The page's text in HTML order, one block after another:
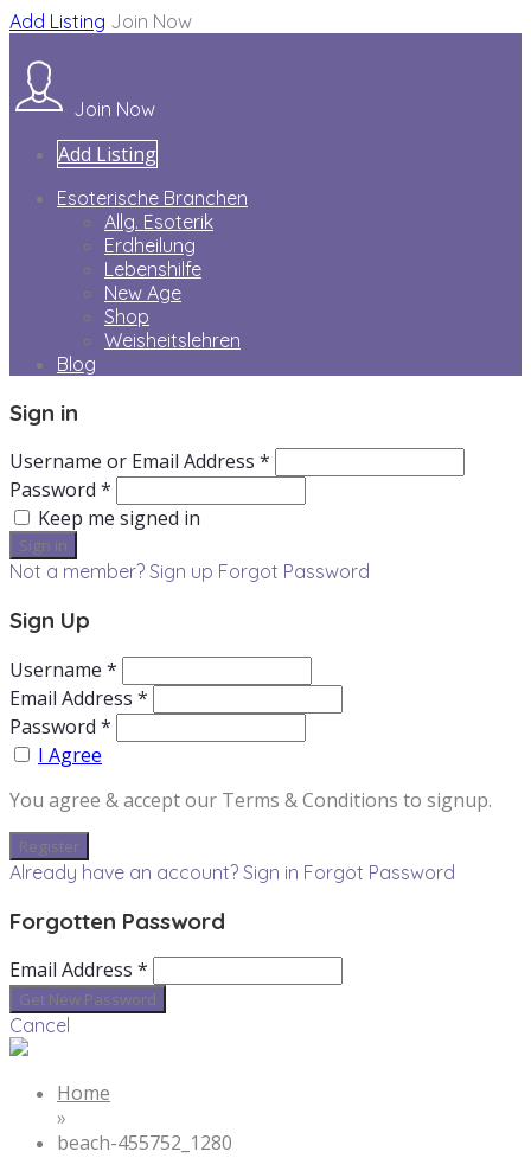
Add Listing Join Now
Join Now
Add Listing
Esoterische Branchen
Allg. Esoterik
Erdheilung
Lebenshilfe
New Age
Shop
Weisheitslehren
Blog
Sign in
Username or Email Address *
Password *
Keep me signed in
Not a member? Sign up Forgot Password
Sign Up
Username *
Email Address *
Password *
I Agree
You agree & accept our Terms & Conditions to signup.
Already have an account? Sign in Forgot Password
Forgotten Password
Email Address *
Cancel
Home
»
beach-455752_1280